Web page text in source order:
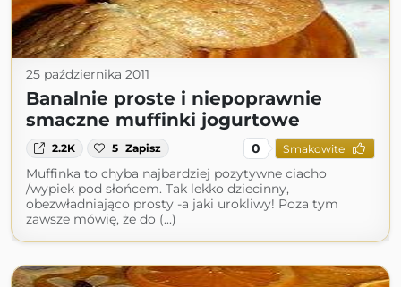
25 października 2011
Banalnie proste i niepoprawnie
smaczne muffinki jogurtowe
2.2K 5 Zapisz 0 Smakowite
Muffinka to chyba najbardziej pozytywne ciacho
/wypiek pod słońcem. Tak lekko dziecinny,
obezwładniająco prosty -a jaki urokliwy! Poza tym
zawsze mówię, że do (...)